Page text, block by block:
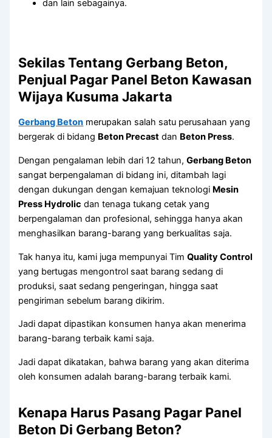
dan lain sebagainya.
Sekilas Tentang Gerbang Beton,
Penjual Pagar Panel Beton Kawasan
Wijaya Kusuma Jakarta
Gerbang Beton merupakan salah satu perusahaan yang
bergerak di bidang Beton Precast dan Beton Press.
Dengan pengalaman lebih dari 12 tahun,Gerbang Beton
sangat berpengalaman di bidang ini, ditambah lagi
dengan dukungan dengan kemajuan teknologi Mesin
Press Hydrolic dan tenaga tukang cetak yang
berpengalaman dan profesional, sehingga hanya akan
menghasilkan barang-barang yang berkualitas saja.
Tak hanya itu, kami juga mempunyai TimQuality Control
yang bertugas mengontrol saat barang sedang di
produksi, saat sedang pengeringan, hingga saat
pengiriman sebelum barang dikirim.
Jadi dapat dipastikan konsumen hanya akan menerima
barang-barang terbaik kami saja.
Jadi dapat dikatakan, bahwa barang yang akan diterima
oleh konsumen adalah barang-barang terbaik kami.
Kenapa Harus Pasang Pagar Panel
Beton Di Gerbang Beton?